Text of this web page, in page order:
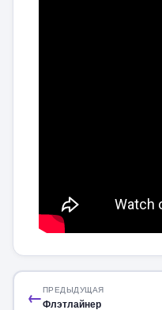
←ПРЕДЫДУЩАЯ
Флэтлайнер